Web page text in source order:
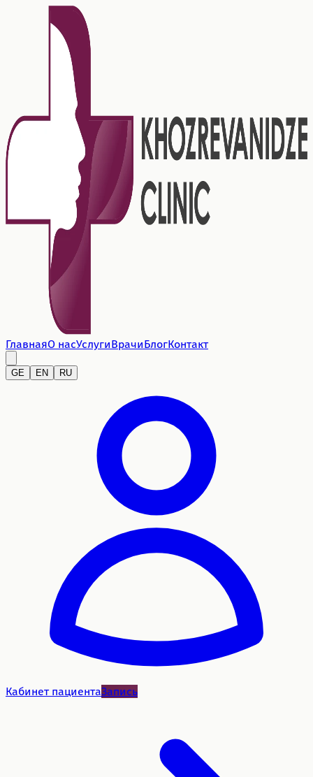
ГлавнаяО насУслугиВрачиБлогКонтакт
GE EN RU
Кабинет пациентаЗапись